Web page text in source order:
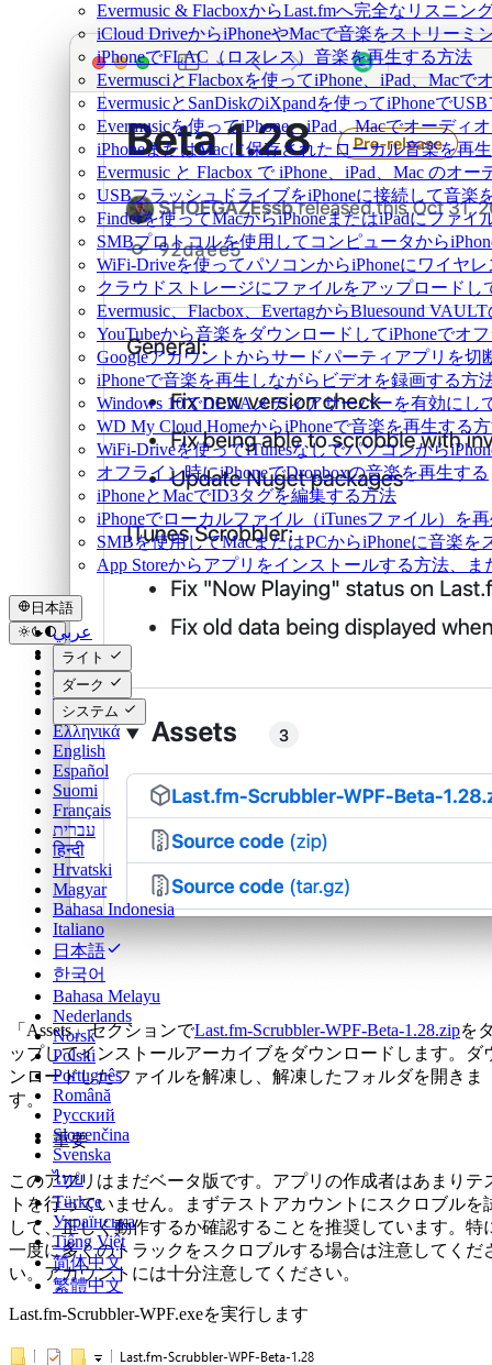
Evermusic & FlacboxからLast.fmへ完全なリスニン
iCloud DriveからiPhoneやMacで音楽をストリーミ
iPhoneでFLAC（ロスレス）音楽を再生する方法
EvermusciとFlacboxを使ってiPhone、iPad、Mac
EvermusicとSanDiskのiXpandを使ってiPhoneで
Evermusicを使ってiPhone、iPad、Macでオーディ
iPhoneまたはMacに保存されたローカル音楽を再
Evermusic と Flacbox で iPhone、iPad、Mac のオ
USBフラッシュドライブをiPhoneに接続して音楽
Finderを使ってMacからiPhoneまたはiPadにファイ
SMBプロトコルを使用してコンピュータから
WiFi-Driveを使ってパソコンからiPhoneにワイヤ
クラウドストレージにファイルをアップロードし
Evermusic、Flacbox、EvertagからBluesound
YouTubeから音楽をダウンロードしてiPhoneでオ
Googleアカウントからサードパーティアプリを切
iPhoneで音楽を再生しながらビデオを録画する方
Windows 10でDLNAメディアサーバーを有効にし
WD My Cloud HomeからiPhoneで音楽を再生する
WiFi-Driveを使ってiTunesなしでパソコンから
オフライン時にiPhoneでDropboxの音楽を再生する
iPhoneとMacでID3タグを編集する方法
iPhoneでローカルファイル（iTunesファイル）を
SMBを使用してMacまたはPCからiPhoneに音楽を
App Storeからアプリをインストールする方法、
日本語
عربي
Català
Čeština
Dansk
Deutsch
Ελληνικά
English
Español
Suomi
Français
עברית
हिन्दी
Hrvatski
Magyar
Bahasa Indonesia
Italiano
日本語
한국어
Bahasa Melayu
Nederlands
Norsk
Polski
Português
Română
Русский
Slovenčina
Svenska
ไทย
Türkçe
Українська
Tiếng Việt
简体中文
繁體中文
ライト
ダーク
システム
「Assets」セクションでLast.fm-Scrubbler-WPF-Beta-1.28.zipを
ップしてインストールアーカイブをダウンロードします。ダ
ンロードしたファイルを解凍し、解凍したフォルダを開きま
す。
重要
このアプリはまだベータ版です。アプリの作成者はあまりテ
トを行っていません。まずテストアカウントにスクロブルを
して、正しく動作するか確認することを推奨しています。特
一度に多くのトラックをスクロブルする場合は注意してくだ
い。アカウントには十分注意してください。
Last.fm-Scrubbler-WPF.exeを実行します